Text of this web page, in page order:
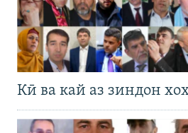
Кӣ ва кай аз зиндон